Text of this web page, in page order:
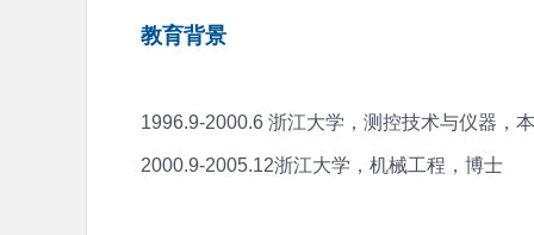
教育背景
1996.9-2000.6 浙江大学，测控技术与仪器，
2000.9-2005.12浙江大学，机械工程，博士